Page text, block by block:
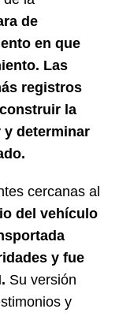
de
en que
Las
registros
la
y determinar
cercanas al
del vehículo
y fue
Su versión
y